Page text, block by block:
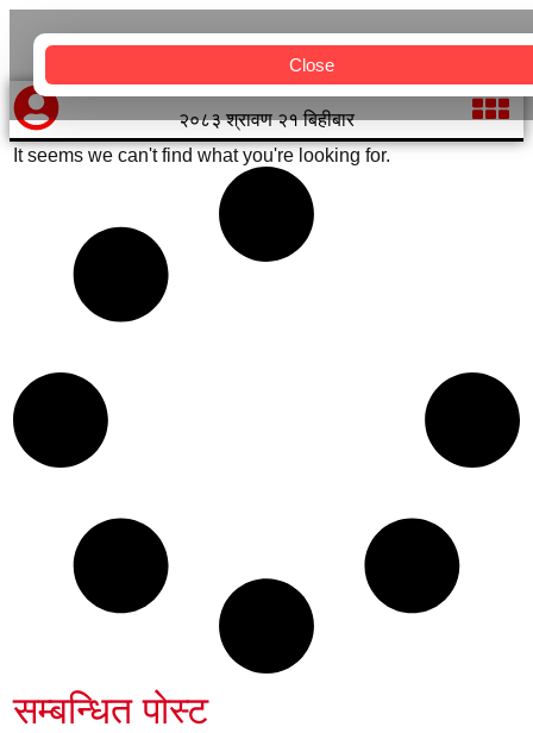
Close
२०८३ श्रावण २१ बिहीबार
It seems we can't find what you're looking for.
सम्बन्धित पोस्ट